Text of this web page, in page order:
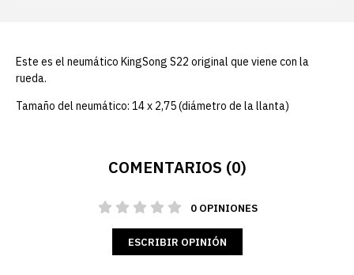
Este es el neumático KingSong S22 original que viene con la
rueda.
Tamaño del neumático: 14 x 2,75 (diámetro de la llanta)
COMENTARIOS (0)
0 OPINIONES
ESCRIBIR OPINIÓN